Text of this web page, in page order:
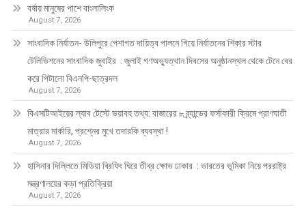
বর্ষায় মানুষের পাশে বাংলালিংক
August 7, 2026
সাংবাদিক নির্যাতন- উলিপুরে পেশাগত দায়িত্ব পালনে গিয়ে নির্যাতনের শিকার স্টার
টেলিভিশনের সাংবাদিক জুবাইর : জুলাই গণঅভ্যুত্থান দিবসের অনুষ্ঠানস্থল থেকে টেনে বের
করে পিটালো বিএনপি-ছাত্রদল
August 7, 2026
বিএসটিআইয়ের ল্যাব টেস্টে ভয়াবহ তথ্য: বাজারের ৮ ব্র্যান্ডের ফর্সাকারী ক্রিমে প্রাণঘাতী
মাত্রার মার্কারি, প্রশ্নের মুখে তদারকি ব্যবস্থা !
August 7, 2026
হাসিনার দিল্লিতে মিডিয়া ব্রিফিং ঘিরে তীব্র ক্ষোভ ঢাকার : ভারতের ভূমিকা নিয়ে পররাষ্ট্র
মন্ত্রণালয়ের কড়া প্রতিক্রিয়া
August 7, 2026